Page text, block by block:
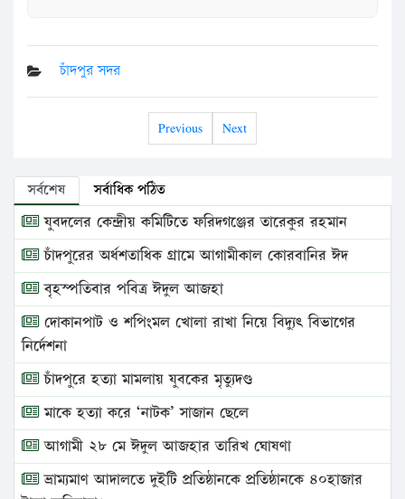
চাঁদপুর সদর
Previous Next
সর্বশেষ সর্বাধিক পঠিত
যুবদলের কেন্দ্রীয় কমিটিতে ফরিদগঞ্জের তারেকুর রহমান
চাঁদপুরের অর্ধশতাধিক গ্রামে আগামীকাল কোরবানির ঈদ
বৃহস্পতিবার পবিত্র ঈদুল আজহা
দোকানপাট ও শপিংমল খোলা রাখা নিয়ে বিদ্যুৎ বিভাগের
নির্দেশনা
চাঁদপুরে হত্যা মামলায় যুবকের মৃত্যুদণ্ড
মাকে হত্যা করে ‘নাটক’ সাজান ছেলে
আগামী ২৮ মে ঈদুল আজহার তারিখ ঘোষণা
ভ্রাম্যমাণ আদালতে দুইটি প্রতিষ্ঠানকে প্রতিষ্ঠানকে ৪০হাজার